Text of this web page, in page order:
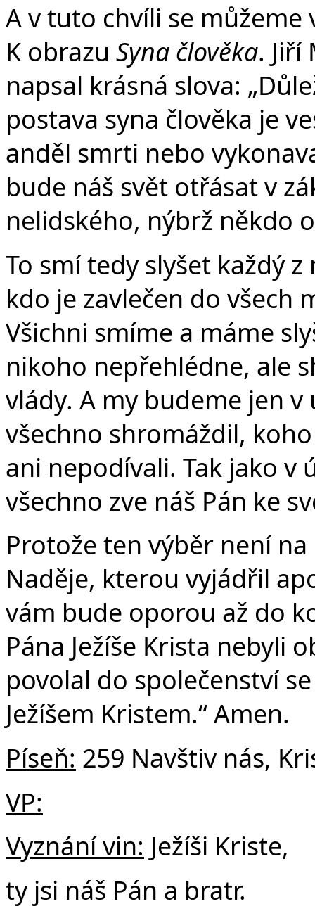
A v tuto chvíli se můžeme
K obrazu Syna člověka. Jiří
napsal krásná slova:
postava syna člověka je
anděl smrti nebo
bude náš svět otřásat v
nelidského, nýbrž někdo
To smí tedy slyšet každý
kdo je zavlečen do všech
Všichni smíme a máme
nikoho nepřehlédne, ale
vlády. A my budeme jen
všechno shromáždil,
ani nepodívali. Tak jako v
všechno zve náš Pán ke
Protože ten výběr není
Naděje, kterou vyjádřil
vám bude oporou až do
Pána Ježíše Krista nebyli
povolal do společenství
Ježíšem Kristem.“ Amen.
Píseň: 259 Navštiv nás,
VP:
Vyznání vin: Ježíši Kriste,
ty jsi náš Pán a bratr.